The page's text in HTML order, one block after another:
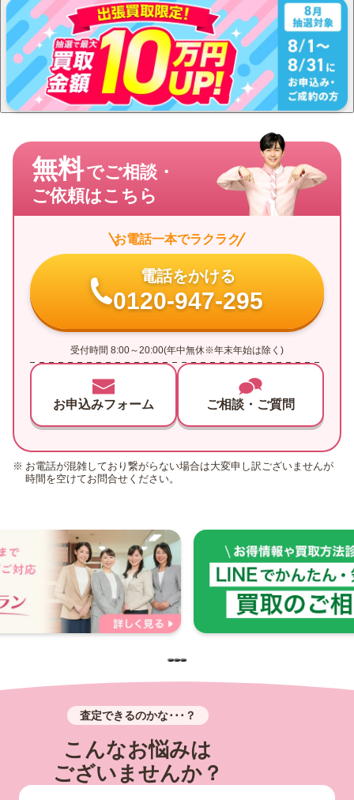
無料でご相談・
ご依頼はこちら
お電話一本でラクラク
電話をかける
0120-947-295
受付時間 8:00～20:00(年中無休※年末年始は除く)
お申込みフォーム ご相談・ご質問
お電話が混雑しており繋がらない場合は大変申し訳ございませんが
時間を空けてお問合せください。
査定できるのかな･･･？
こんなお悩みは
ございませんか？